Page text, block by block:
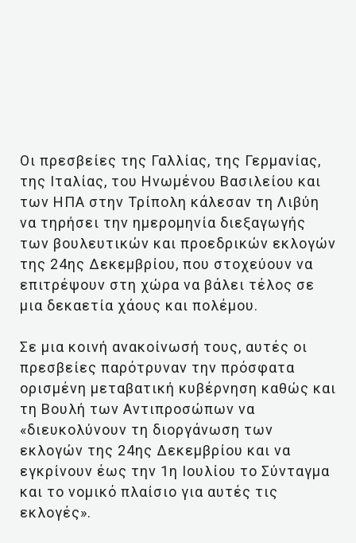
Οι πρεσβείες της Γαλλίας, της Γερμανίας,
της Ιταλίας, του Ηνωμένου Βασιλείου και
των ΗΠΑ στην Τρίπολη κάλεσαν τη Λιβύη
να τηρήσει την ημερομηνία διεξαγωγής
των βουλευτικών και προεδρικών εκλογών
της 24ης Δεκεμβρίου, που στοχεύουν να
επιτρέψουν στη χώρα να βάλει τέλος σε
μια δεκαετία χάους και πολέμου.
Σε μια κοινή ανακοίνωσή τους, αυτές οι
πρεσβείες παρότρυναν την πρόσφατα
ορισμένη μεταβατική κυβέρνηση καθώς και
τη Βουλή των Αντιπροσώπων να
«διευκολύνουν τη διοργάνωση των
εκλογών της 24ης Δεκεμβρίου και να
εγκρίνουν έως την 1η Ιουλίου το Σύνταγμα
και το νομικό πλαίσιο για αυτές τις
εκλογές».